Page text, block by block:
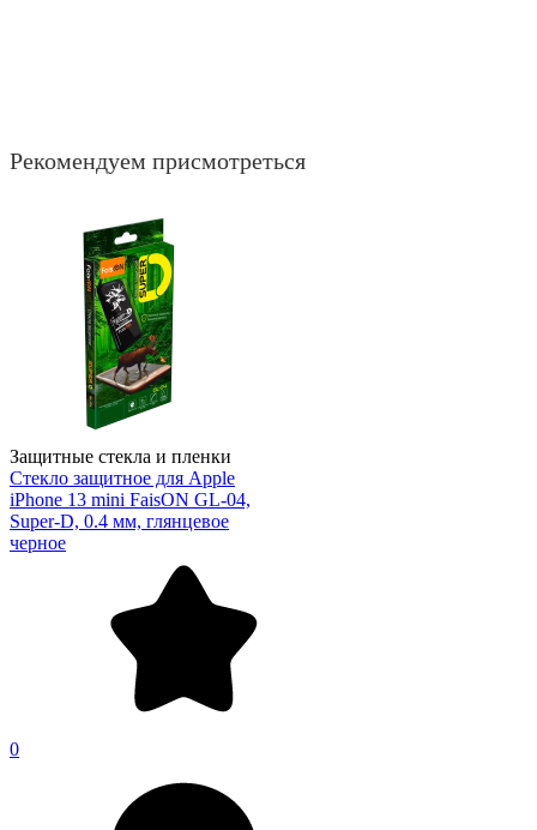
Рекомендуем присмотреться
Защитные стекла и пленки
Стекло защитное для Apple
iPhone 13 mini FaisON GL-04,
Super-D, 0.4 мм, глянцевое
черное
0